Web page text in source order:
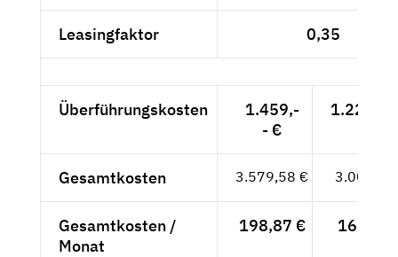
Leasingfaktor 0,35
Überführungskosten
1.459,-
- €
Gesamtkosten 3.579,58 € 3.008,05
Gesamtkosten /
Monat
198,87 € 167,11